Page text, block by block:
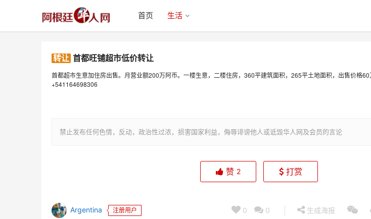
首页 生活
转让 首都旺铺超市低价转让
首都超市生意加住房出售。月营业额200万阿币。一楼生意，二楼住房， 360平建筑面积， 265平土地面积，出售价格60
+541164698306
禁止发布任何色情，反动，政治性过浓，损害国家利益，侮辱诽谤他人或诋毁华人网及会员的言论
赞 2 打赏
Argentina 注册用户 0 0 生成海报